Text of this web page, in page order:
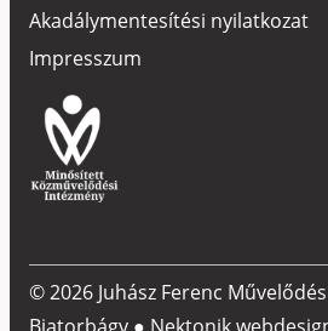
Akadálymentesítési nyilatkozat
Impresszum
© 2026 Juhász Ferenc